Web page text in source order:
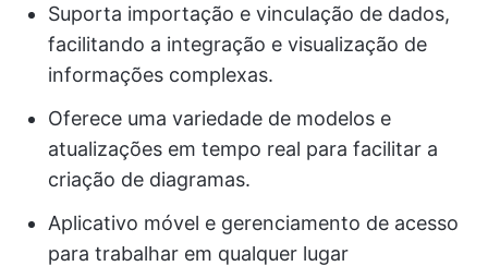
Suporta importação e vinculação de dados,
facilitando a integração e visualização de
informações complexas.
Oferece uma variedade de modelos e
atualizações em tempo real para facilitar a
criação de diagramas.
Aplicativo móvel e gerenciamento de acesso
para trabalhar em qualquer lugar